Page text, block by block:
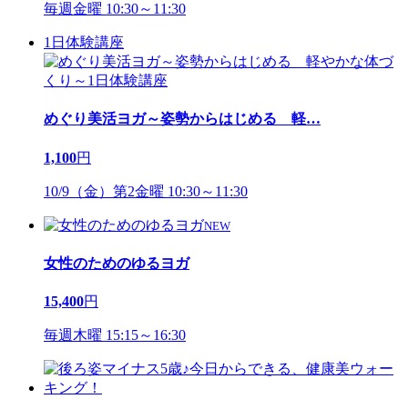
毎週金曜 10:30～11:30
1日体験講座
めぐり美活ヨガ～姿勢からはじめる 軽…
1,100円
10/9（金）第2金曜 10:30～11:30
NEW
女性のためのゆるヨガ
15,400円
毎週木曜 15:15～16:30